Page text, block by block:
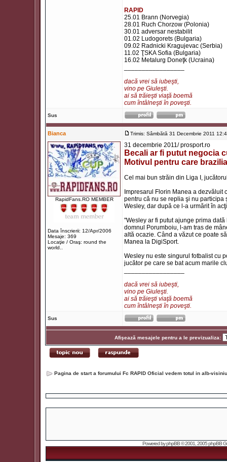
RAPID
25.01 Brann (Norvegia)
28.01 Ruch Chorzow (Polonia)
30.01 adversar nestabilit
01.02 Ludogorets (Bulgaria)
09.02 Radnicki Kragujevac (Serbia)
11.02 ŢSKA Sofia (Bulgaria)
16.02 Metalurg Doneţk (Ucraina)
dacă vrei să iubeşti,
vino pe Giuleşti.
ai să trăieşti viaţă boemă
cum întâlneşti în poveşti.
Sus
Bianca Trimis: Sâmbătă 31 Decembrie 2011
RapidFans.RO MEMBER
Data înscrierii: 12/Apr/2006
Mesaje: 369
Locaţie / Oraş: round the
world..
31 decembrie 2011/ prosport.ro
Becali ar fi putut negocia
Motivul pentru care
Cel mai bun străin din Liga I,
Impresarul Florin Manea a dezvăluit
pentru că nu se replia şi nu participa
Wesley, dar după ce l-a urmărit în
"Wesley ar fi putut ajunge prima
domnul Porumboiu, l-am tras de
altă ocazie. Când a văzut ce poate
Manea la DigiSport.
Wesley nu este singurul fotbalist cu
jucător pe care se bat acum marile
dacă vrei să iubeşti,
vino pe Giuleşti.
ai să trăieşti viaţă boemă
cum întâlneşti în poveşti.
Sus
Afişează mesajele pentru a le previzualiza:
Pagina de start a forumului Fc RAPID Oficial vedem totul in alb-
Powered byphpBB© 2001, 2005 phpBB